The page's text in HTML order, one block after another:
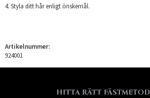
4. Styla ditt hår enligt önskemål.
Artikelnummer:
924001
HITTA RÄTT FÄSTMETOD